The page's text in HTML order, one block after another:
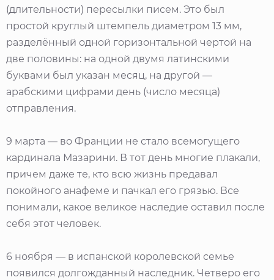
(длительности) пересылки писем. Это был
простой круглый штемпель диаметром 13 мм,
разделённый одной горизонтальной чертой на
две половины: на одной двумя латинскими
буквами был указан месяц, на другой —
арабскими цифрами день (число месяца)
отправления.
9 марта — во Франции не стало всемогущего
кардинала Мазарини. В тот день многие плакали,
причем даже те, кто всю жизнь предавал
покойного анафеме и пачкал его грязью. Все
понимали, какое великое наследие оставил после
себя этот человек.
6 ноября — в испанской королевской семье
появился долгожданный наследник. Четверо его